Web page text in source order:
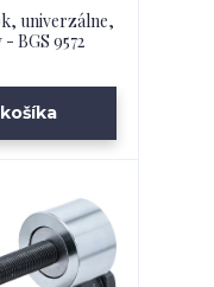
univerzálne,
BGS 9572